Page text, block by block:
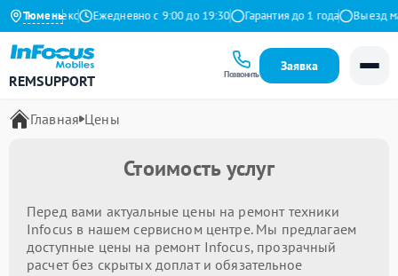
Тюмень
на Яндекс Ежедневно с 9:00 до 19:30 Гарантия до 1 года Выезд
REMSUPPORT Позвонить
Заявка
Главная Цены
Стоимость услуг
Перед вами актуальные цены на ремонт техники
Infocus в нашем сервисном центре. Мы предлагаем
доступные цены на ремонт Infocus, прозрачный
расчет без скрытых доплат и обязательное